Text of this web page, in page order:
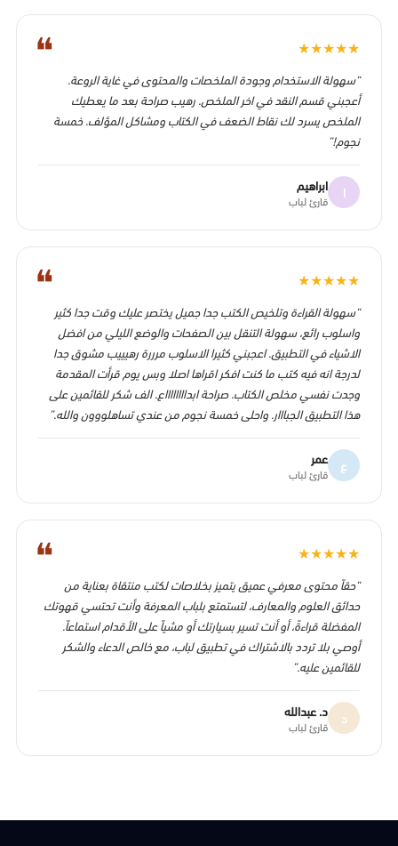
❝ ★
★
★
★
★
“سهولة الاستخدام وجودة الملخصات والمحتوى في غاية الروعة.
أعجبني قسم النقد في اخر الملخص. رهيب صراحة بعد ما يعطيك
الملخص يسرد لك نقاط الضعف في الكتاب ومشاكل المؤلف. خمسة
نجوم!”
ا ابراهيم
قارئ لباب
❝ ★
★
★
★
★
“سهولة القراءة وتلخيص الكتب جدا جميل يختصر عليك وقت جدا كثير
واسلوب رائع، سهولة التنقل بين الصفحات والوضع الليلي من افضل
الاشياء في التطبيق. اعجبني كثيرا الاسلوب مرررة رهيييب مشوق جدا
لدرجة انه فيه كتب ما كنت افكر اقراها اصلا وبس يوم قرأت المقدمة
وجدت نفسي مخلص الكتاب. صراحة ابدااااااااع. الف شكر للقائمين على
هذا التطبيق الجبااار. واحلى خمسة نجوم من عندي تساهلووون والله.”
ع عمر
قارئ لباب
❝ ★
★
★
★
★
“حقاً محتوى معرفي عميق يتميز بخلاصات لكتب منتقاة بعناية من
حدائق العلوم والمعارف، لتستمتع بلباب المعرفة وأنت تحتسي قهوتك
المفضلة قراءةً، أو أنت تسير بسيارتك أو مشياً على الأقدام استماعاً.
أوصي بلا تردد بالاشتراك في تطبيق لباب، مع خالص الدعاء والشكر
للقائمين عليه.”
د د. عبدالله
قارئ لباب